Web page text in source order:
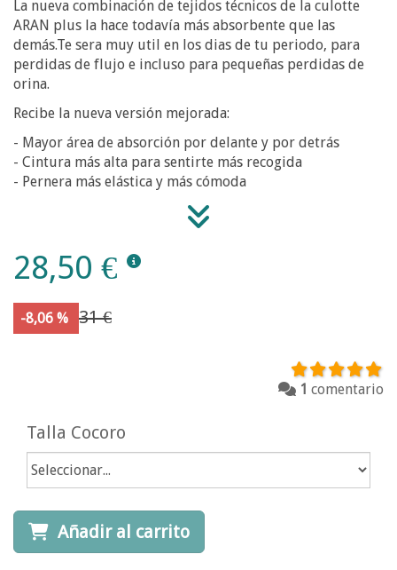
La nueva combinación de tejidos técnicos de la culotte
ARAN plus la hace todavía más absorbente que las
demás.Te sera muy util en los dias de tu periodo, para
perdidas de flujo e incluso para pequeñas perdidas de
orina.
Recibe la nueva versión mejorada:
- Mayor área de absorción por delante y por detrás
- Cintura más alta para sentirte más recogida
- Pernera más elástica y más cómoda
28,50 €
-8,06 % 31 €
1 comentario
Talla Cocoro
Añadir al carrito